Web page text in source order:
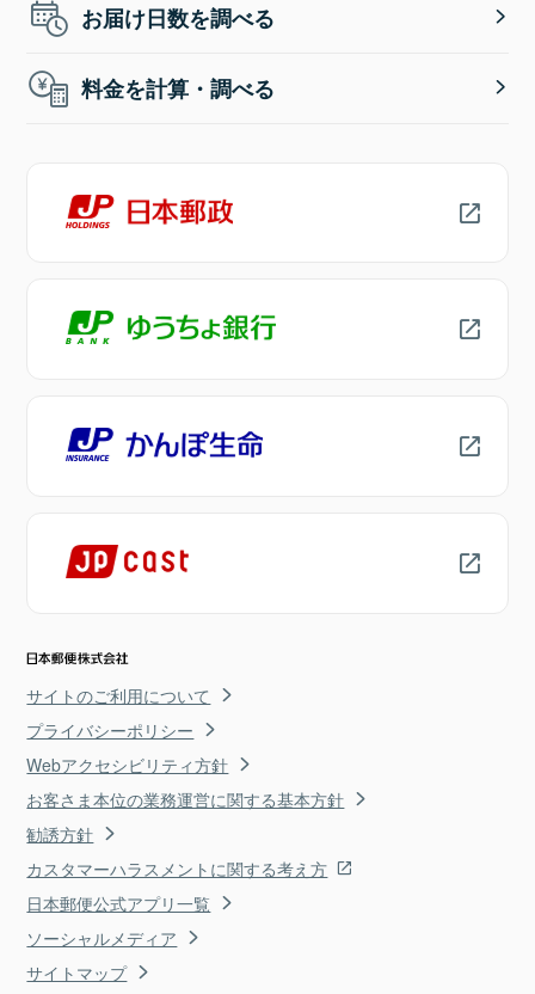
お届け日数を調べる
料金を計算・調べる
サイトのご利用について
プライバシーポリシー
Webアクセシビリティ方針
お客さま本位の業務運営に関する基本方針
勧誘方針
カスタマーハラスメントに関する考え方
日本郵便公式アプリ一覧
ソーシャルメディア
サイトマップ